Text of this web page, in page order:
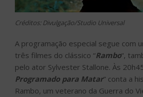
Créditos: Divulgação/Studio Universal
A programação especial segue com
três filmes do clássico “Rambo“,
pelo ator Sylvester Stallone. Às
Programado para Matar” conta a
Rambo, um veterano da Guerra do